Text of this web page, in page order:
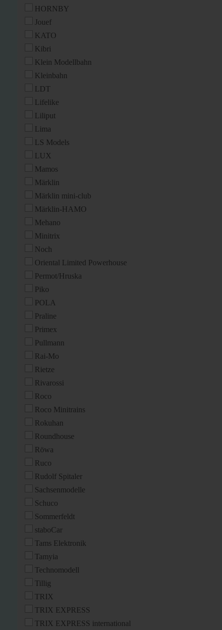
HORNBY
Jouef
KATO
Kibri
Klein Modellbahn
Kleinbahn
LDT
Lifelike
Liliput
Lima
LS Models
LUX
Mamos
Märklin
Märklin mini-club
Märklin-HAMO
Mehano
Minitrix
Noch
Oriental Limited Powerhouse
Permot/Hruska
Piko
POLA
Praline
Primex
Pullmann
Rai-Mo
Rietze
Rivarossi
Roco
Roco Minitrains
Rokuhan
Roundhouse
Röwa
Ruco
Rudolf Spitaler
Sachsenmodelle
Schuco
Sommerfeldt
staboCar
Tams Elektronik
Tamyia
Technomodell
Tillig
TRIX
TRIX EXPRESS
TRIX EXPRESS international